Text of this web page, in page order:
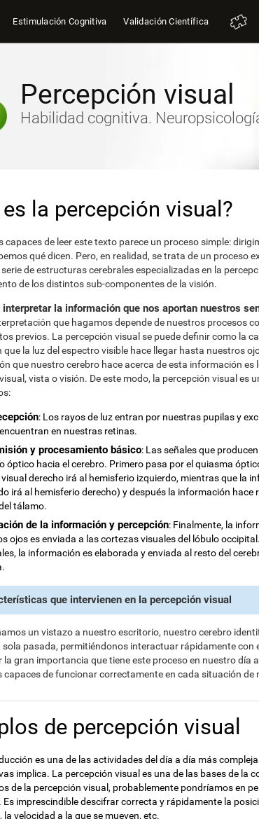
Estimulación Cognitiva Validación Científica
Percepción visual
Habilidad cognitiva.
es la percepción visual?
capaces de leer este texto parece un proceso simple:
qué dicen. Pero, en realidad, se trata de un proceso
de estructuras cerebrales especializadas en la
de los distintos sub-componentes de la visión.
la información que nos aportan nuestros
que hagamos depende de nuestros procesos
previos. La percepción visual se puede definir como la
la luz del espectro visible hace llegar hasta nuestros
que nuestro cerebro hace acerca de esta información es
vista o visión. De este modo, la percepción visual es
: Los rayos de luz entran por nuestras pupilas y
en nuestras retinas.
y procesamiento básico: Las señales que
óptico hacia el cerebro. Primero pasa por el quiasma
derecho irá al hemisferio izquierdo, mientras que la
irá al hemisferio derecho) y después la información hace
tálamo.
de la información y percepción: Finalmente, la
ojos es enviada a las cortezas visuales del lóbulo
la información es elaborada y enviada al resto del
que intervienen en la percepción visual
un vistazo a nuestro escritorio, nuestro cerebro
sola pasada, permitiéndonos interactuar rápidamente con
la gran importancia que tiene este proceso en nuestro día
capaces de funcionar correctamente en cada situación de
de percepción visual
es una de las actividades del día a día más
implica. La percepción visual es una de las bases de la
de la percepción visual, probablemente pondríamos en
Es imprescindible descifrar correcta y rápidamente la
la velocidad a la que se mueven, etc.